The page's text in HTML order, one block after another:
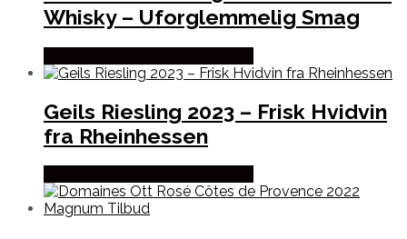
Whisky – Uforglemmelig Smag
Geils Riesling 2023 – Frisk Hvidvin
fra Rheinhessen